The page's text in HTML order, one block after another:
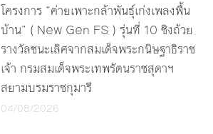
โครงการ “ค่ายเพาะกล้าพันธุ์เก่งเพลงพื้น
บ้าน” ( New Gen FS ) รุ่นที่ 10 ชิงถ้วย
รางวัลชนะเลิศจากสมเด็จพระกนิษฐาธิราช
เจ้า กรมสมเด็จพระเทพรัตนราชสุดาฯ
สยามบรมราชกุมารี
04/08/2026